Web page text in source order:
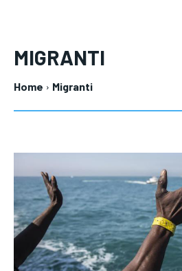
MIGRANTI
Home Migranti